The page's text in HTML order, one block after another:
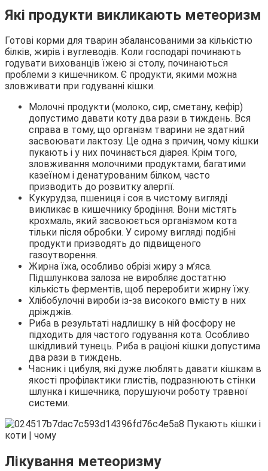
Які продукти викликають метеоризм
Готові корми для тварин збалансованими за кількістю
білків, жирів і вуглеводів. Коли господарі починають
годувати вихованців їжею зі столу, починаються
проблеми з кишечником. Є продукти, якими можна
зловживати при годуванні кішки.
Молочні продукти (молоко, сир, сметану, кефір)
допустимо давати коту два рази в тиждень. Вся
справа в тому, що організм тварини не здатний
засвоювати лактозу. Це одна з причин, чому кішки
пукають і у них починається діарея. Крім того,
зловживання молочними продуктами, багатими
казеїном і денатурованим білком, часто
призводить до розвитку алергії.
Кукурудза, пшениця і соя в чистому вигляді
викликає в кишечнику бродіння. Вони містять
крохмаль, який засвоюється організмом кота
тільки після обробки. У сирому вигляді подібні
продукти призводять до підвищеного
газоутворення.
Жирна їжа, особливо обрізі жиру з м’яса.
Підшлункова залоза не виробляє достатню
кількість ферментів, щоб переробити жирну їжу.
Хлібобулочні вироби із-за високого вмісту в них
дріжджів.
Риба в результаті надлишку в ній фосфору не
підходить для частого годування кота. Особливо
шкідливий тунець. Риба в раціоні кішки допустима
два рази в тиждень.
Часник і цибуля, які дуже люблять давати кішкам в
якості профілактики глистів, подразнюють стінки
шлунка і кишечника, порушуючи роботу травної
системи.
Лікування метеоризму